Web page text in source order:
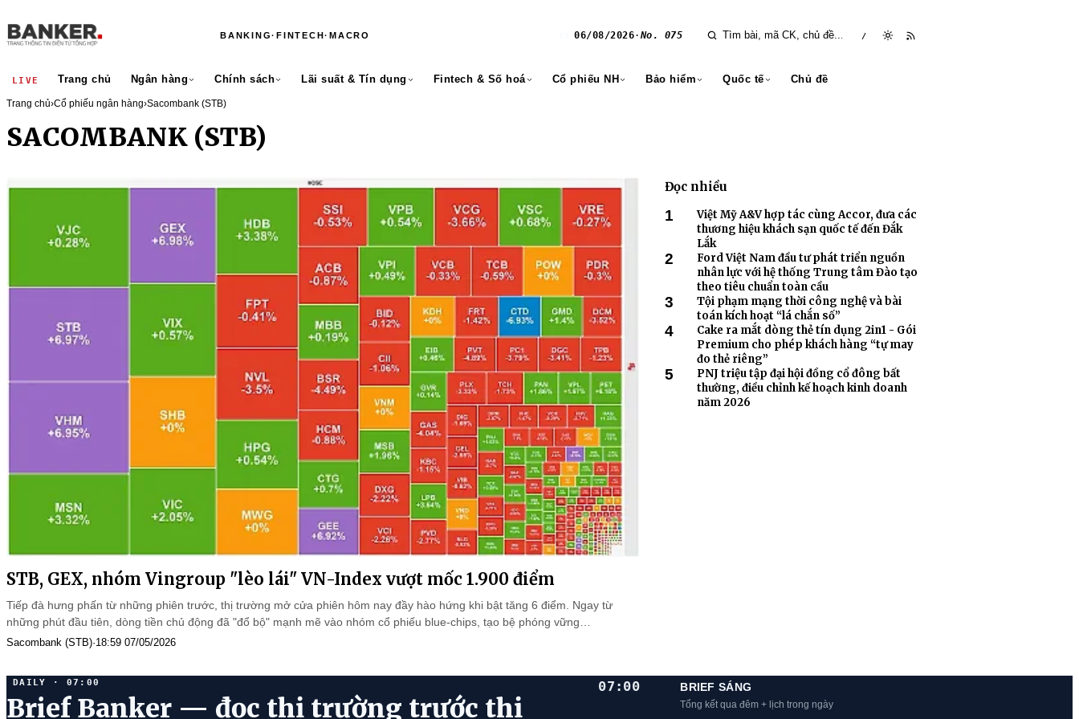
BANKING·FINTECH·MACRO 06/08/2026· No. 075 /
LIVE Trang chủ Ngân hàng Chính sách Lãi suất & Tín dụng Fintech & Số hoá Cổ phiếu NH Bảo hiểm Quốc tế Chủ đề
Trang chủ›Cổ phiếu ngân hàng›Sacombank (STB)
SACOMBANK (STB)
STB, GEX, nhóm Vingroup "lèo lái" VN-Index vượt mốc 1.900 điểm
Tiếp đà hưng phấn từ những phiên trước, thị trường mở cửa phiên hôm nay đầy hào hứng khi bật tăng 6 điểm. Ngay từ
những phút đầu tiên, dòng tiền chủ động đã "đổ bộ" mạnh mẽ vào nhóm cổ phiếu blue-chips, tạo bệ phóng vững…
Sacombank (STB)·18:59 07/05/2026
Đọc nhiều
1
Việt Mỹ A&V hợp tác cùng Accor, đưa các
thương hiệu khách sạn quốc tế đến Đắk
Lắk
2
Ford Việt Nam đầu tư phát triển nguồn
nhân lực với hệ thống Trung tâm Đào tạo
theo tiêu chuẩn toàn cầu
3
Tội phạm mạng thời công nghệ và bài
toán kích hoạt “lá chắn số”
4
Cake ra mắt dòng thẻ tín dụng 2in1 - Gói
Premium cho phép khách hàng “tự may
đo thẻ riêng”
5
PNJ triệu tập đại hội đồng cổ đông bất
thường, điều chỉnh kế hoạch kinh doanh
năm 2026
DAILY · 07:00
Brief Banker — đọc thị trường trước thị
07:00 BRIEF SÁNG
Tổng kết qua đêm + lịch trong ngày